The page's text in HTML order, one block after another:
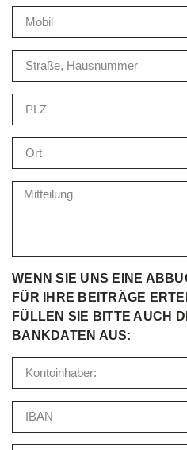
WENN SIE UNS EINE
FÜR IHRE BEITRÄGE
FÜLLEN SIE BITTE AUCH
BANKDATEN AUS: